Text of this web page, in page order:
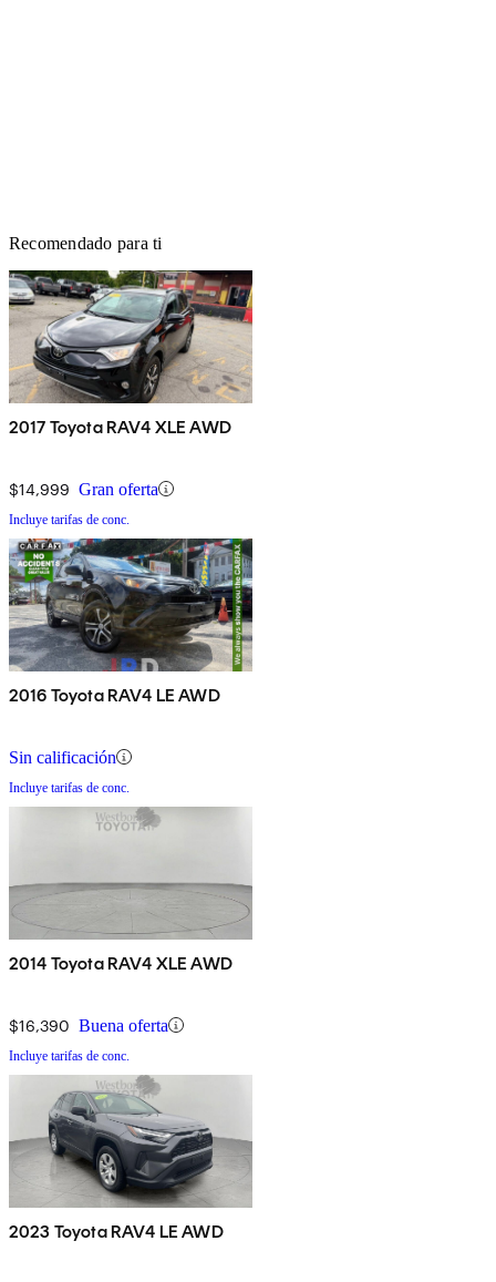
Recomendado para ti
2017 Toyota RAV4 XLE AWD
$14,999 Gran oferta
Incluye tarifas de conc.
2016 Toyota RAV4 LE AWD
Sin calificación
Incluye tarifas de conc.
2014 Toyota RAV4 XLE AWD
$16,390 Buena oferta
Incluye tarifas de conc.
2023 Toyota RAV4 LE AWD